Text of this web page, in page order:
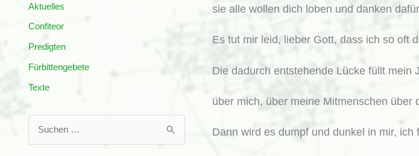
Aktuelles
Confiteor
Predigten
Fürbittengebete
Texte
sie alle wollen dich loben und danken
Es tut mir leid, lieber Gott, dass ich so oft
Die dadurch entstehende Lücke füllt mein
über mich, über meine Mitmenschen über
Dann wird es dumpf und dunkel in mir,